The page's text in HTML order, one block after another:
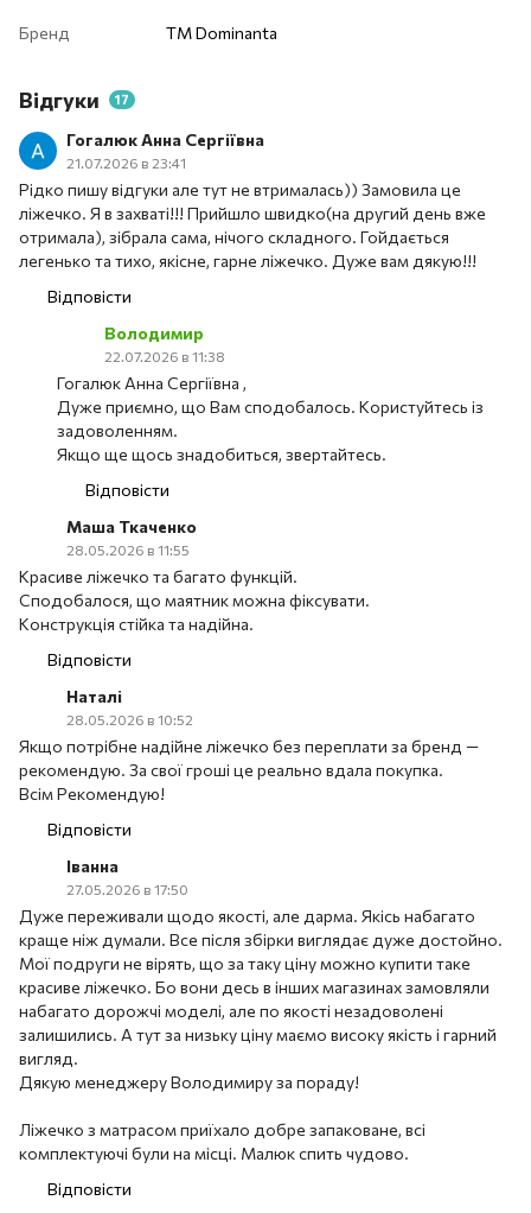
Бренд ТМ Dominanta
Відгуки 17
Гогалюк Анна Сергіївна
21.07.2026 в 23:41
Рідко пишу відгуки але тут не втрималась)) Замовила це
ліжечко. Я в захваті!!! Прийшло швидко(на другий день вже
отримала), зібрала сама, нічого складного. Гойдається
легенько та тихо, якісне, гарне ліжечко. Дуже вам дякую!!!
Відповісти
Володимир
22.07.2026 в 11:38
Гогалюк Анна Сергіївна ,
Дуже приємно, що Вам сподобалось. Користуйтесь із
задоволенням.
Якщо ще щось знадобиться, звертайтесь.
Відповісти
Маша Ткаченко
28.05.2026 в 11:55
Красиве ліжечко та багато функцій.
Сподобалося, що маятник можна фіксувати.
Конструкція стійка та надійна.
Відповісти
Наталі
28.05.2026 в 10:52
Якщо потрібне надійне ліжечко без переплати за бренд —
рекомендую. За свої гроші це реально вдала покупка.
Всім Рекомендую!
Відповісти
Іванна
27.05.2026 в 17:50
Дуже переживали щодо якості, але дарма. Якісь набагато
краще ніж думали. Все після збірки виглядає дуже достойно.
Мої подруги не вірять, що за таку ціну можно купити таке
красиве ліжечко. Бо вони десь в інших магазинах замовляли
набагато дорожчі моделі, але по якості незадоволені
залишились. А тут за низьку ціну маємо високу якість і гарний
вигляд.
Дякую менеджеру Володимиру за пораду!
Ліжечко з матрасом приїхало добре запаковане, всі
комплектуючі були на місці. Малюк спить чудово.
Відповісти